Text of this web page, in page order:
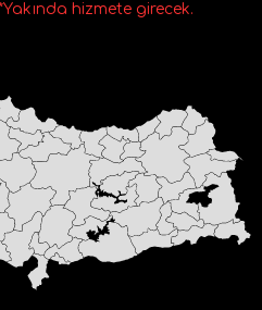
hizmete girecek.